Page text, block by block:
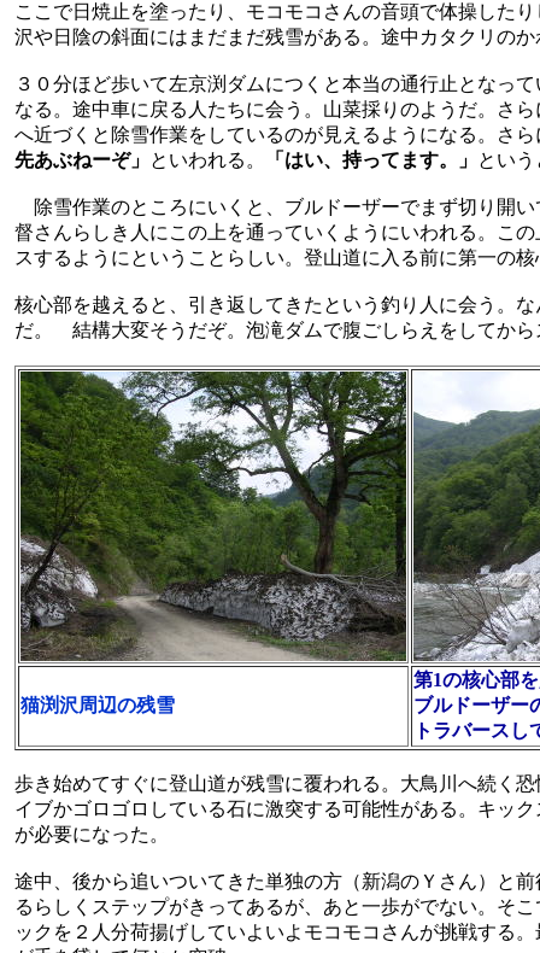
ここで日焼止を塗ったり、モコモコさんの音頭で体操した
沢や日陰の斜面にはまだまだ残雪がある。途中カタクリの
３０分ほど歩いて左京渕ダムにつくと本当の通行止となっ
なる。途中車に戻る人たちに会う。山菜採りのようだ。さ
へ近づくと除雪作業をしているのが見えるようになる。さ
先あぶねーぞ」 といわれる。 「はい、持ってます。」 という
除雪作業のところにいくと、ブルドーザーでまず切り開
督さんらしき人にこの上を通っていくようにいわれる。こ
スするようにということらしい。登山道に入る前に第一の
核心部を越えると、引き返してきたという釣り人に会う。
だ。 結構大変そうだぞ。泡滝ダムで腹ごしらえをしてか
猫渕沢周辺の残雪
第1の核心部
ブルドーザー
トラバースし
歩き始めてすぐに登山道が残雪に覆われる。大鳥川へ続く
イブかゴロゴロしている石に激突する可能性がある。キッ
が必要になった。
途中、後から追いついてきた単独の方（新潟のＹさん）と
るらしくステップがきってあるが、あと一歩がでない。そ
ックを２人分荷揚げしていよいよモコモコさんが挑戦する